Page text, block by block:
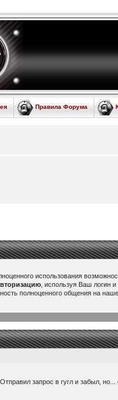
Правила Форума
использования
, используя Ваш логин
полноценного общения на
запрос в гугл и забыл,